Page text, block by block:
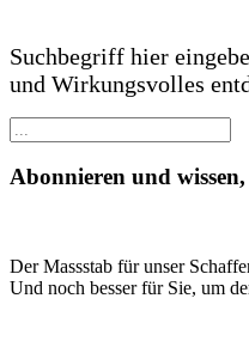
Suchbegriff hier
und Wirkungsvolles
Abonnieren und
Der Massstab für unser
Und noch besser für Sie, um